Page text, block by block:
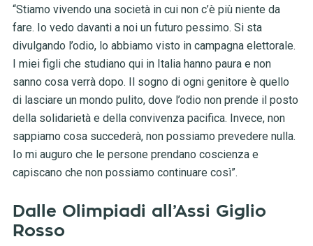
“Stiamo vivendo una società in cui non c’è più niente da
fare. Io vedo davanti a noi un futuro pessimo. Si sta
divulgando l’odio, lo abbiamo visto in campagna elettorale.
I miei figli che studiano qui in Italia hanno paura e non
sanno cosa verrà dopo. Il sogno di ogni genitore è quello
di lasciare un mondo pulito, dove l’odio non prende il posto
della solidarietà e della convivenza pacifica. Invece, non
sappiamo cosa succederà, non possiamo prevedere nulla.
Io mi auguro che le persone prendano coscienza e
capiscano che non possiamo continuare così”.
Dalle Olimpiadi all’Assi Giglio
Rosso